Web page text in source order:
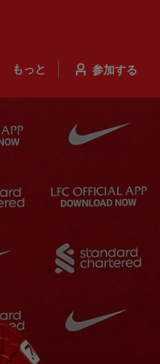
もっと 参加する